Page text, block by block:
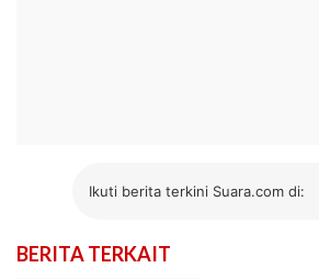
Ikuti berita terkini Suara.com di:
BERITA TERKAIT